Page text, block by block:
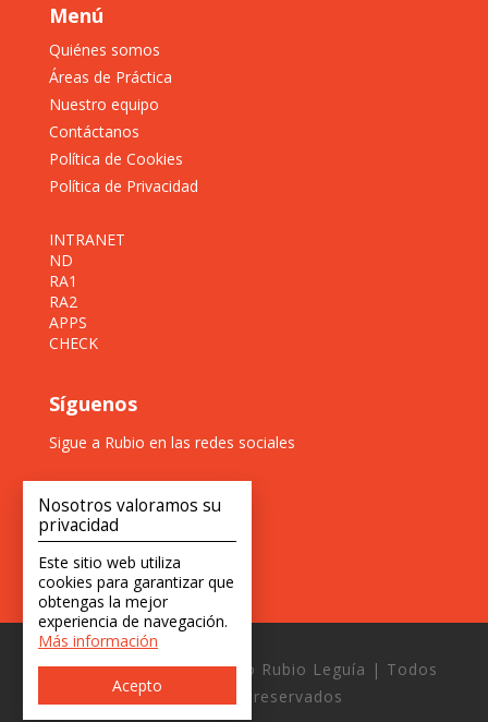
Menú
Quiénes somos
Áreas de Práctica
Nuestro equipo
Contáctanos
Política de Cookies
Política de Privacidad
INTRANET
ND
RA1
RA2
APPS
CHECK
Síguenos
Sigue a Rubio en las redes sociales
Copyright © 2026 Estudio Rubio Leguía | Todos
los derechos reservados
Nosotros valoramos su
privacidad
Este sitio web utiliza
cookies para garantizar que
obtengas la mejor
experiencia de navegación.
Más información
Acepto